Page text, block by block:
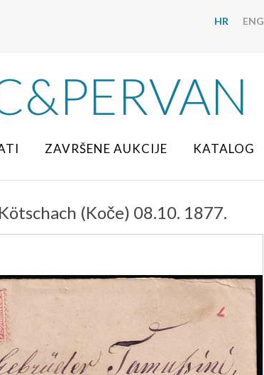
HR ENG
ZAVRŠENE AUKCIJE KATALOG
(Koče) 08.10. 1877.